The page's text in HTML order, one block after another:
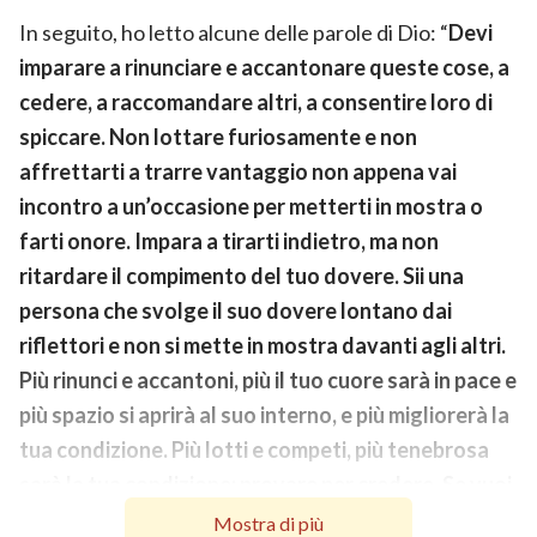
In seguito, ho letto alcune delle parole di Dio: “Devi
imparare a rinunciare e accantonare queste cose, a
cedere, a raccomandare altri, a consentire loro di
spiccare. Non lottare furiosamente e non
affrettarti a trarre vantaggio non appena vai
incontro a un’occasione per metterti in mostra o
farti onore. Impara a tirarti indietro, ma non
ritardare il compimento del tuo dovere. Sii una
persona che svolge il suo dovere lontano dai
riflettori e non si mette in mostra davanti agli altri.
Più rinunci e accantoni, più il tuo cuore sarà in pace e
più spazio si aprirà al suo interno, e più migliorerà la
tua condizione. Più lotti e competi, più tenebrosa
rovesciare questo genere di situazione, se vuoi non
Mostra di più